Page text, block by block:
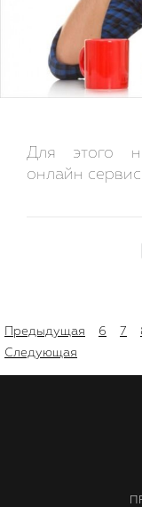
Для этого
онлайн
Предыдущая 6 7
Следующая